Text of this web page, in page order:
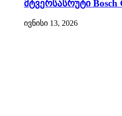
მტვერსასრუტი Bosch
ივნისი 13, 2026